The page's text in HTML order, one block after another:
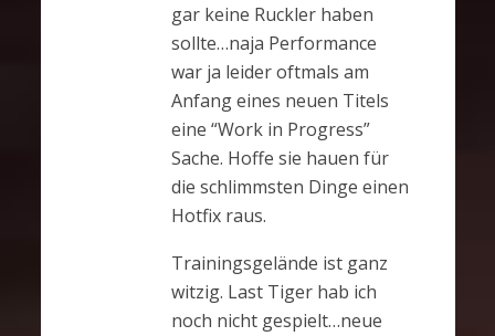
gar keine Ruckler haben
sollte…naja Performance
war ja leider oftmals am
Anfang eines neuen Titels
eine “Work in Progress”
Sache. Hoffe sie hauen für
die schlimmsten Dinge einen
Hotfix raus.
Trainingsgelände ist ganz
witzig. Last Tiger hab ich
noch nicht gespielt…neue